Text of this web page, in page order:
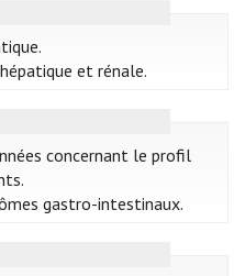
et rénale.
concernant le profil
gastro-intestinaux.